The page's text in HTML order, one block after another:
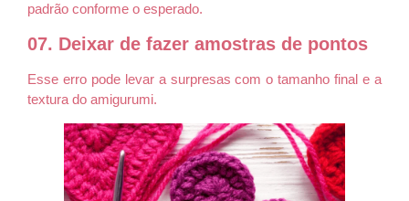
padrão conforme o esperado.
07. Deixar de fazer amostras de pontos
Esse erro pode levar a surpresas com o tamanho final e a
textura do amigurumi.